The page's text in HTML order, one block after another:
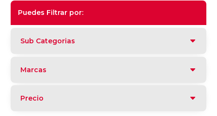
Puedes Filtrar por:
Sub Categorias
Marcas
Precio